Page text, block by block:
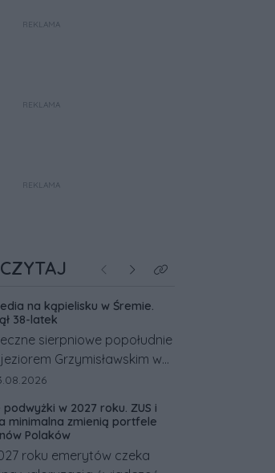
REKLAMA
REKLAMA
REKLAMA
Poprzednie
NastępneKliknij aby zobaczyć
na kąpielisku w Śremie.
38-latek
sierpniowe popołudnie
Grzymisławskim w
śremskim zakończyło
odwrócić nawet
działania służb
artykułu:
podwyżki w 2027 roku. ZUS i
minimalna zmienią portfele
Polaków
roku emerytów czeka